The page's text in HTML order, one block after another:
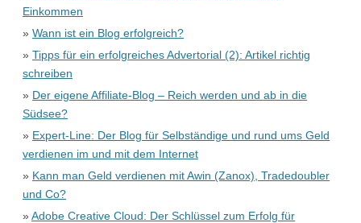
Einkommen
» Wann ist ein Blog erfolgreich?
» Tipps für ein erfolgreiches Advertorial (2): Artikel richtig
schreiben
» Der eigene Affiliate-Blog – Reich werden und ab in die
Südsee?
» Expert-Line: Der Blog für Selbständige und rund ums Geld
verdienen im und mit dem Internet
» Kann man Geld verdienen mit Awin (Zanox), Tradedoubler
und Co?
»Adobe Creative Cloud: Der Schlüssel zum Erfolg für